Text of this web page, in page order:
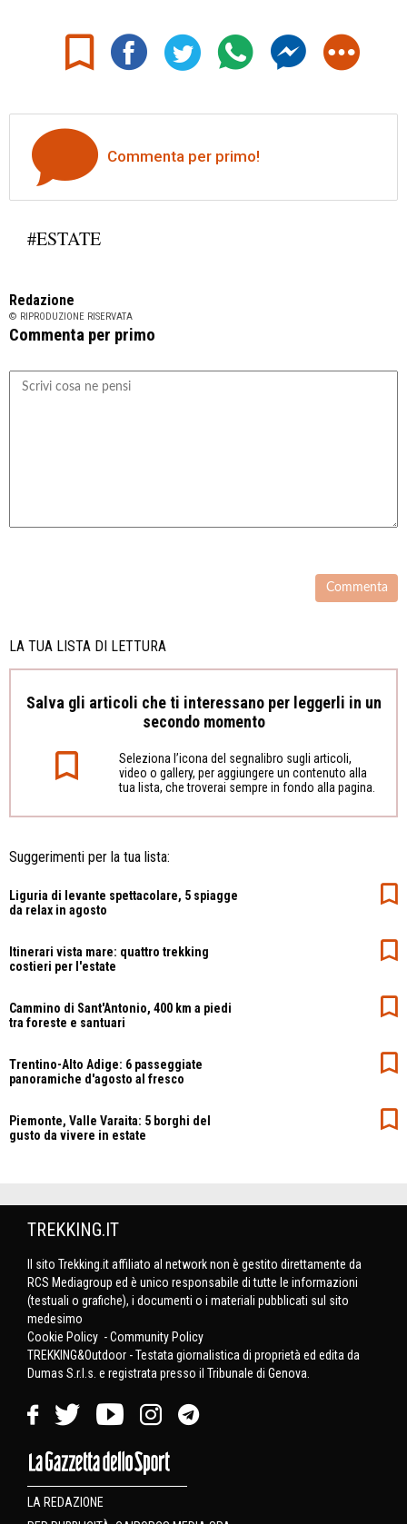
Commenta per primo!
#ESTATE
Redazione
© RIPRODUZIONE RISERVATA
Commenta per primo
LA TUA LISTA DI LETTURA
Salva gli articoli che ti interessano per leggerli in un
secondo momento
Seleziona l’icona del segnalibro sugli articoli,
video o gallery, per aggiungere un contenuto alla
tua lista, che troverai sempre in fondo alla pagina.
Suggerimenti per la tua lista:
Liguria di levante spettacolare, 5 spiagge
da relax in agosto
Itinerari vista mare: quattro trekking
costieri per l'estate
Cammino di Sant'Antonio, 400 km a piedi
tra foreste e santuari
Trentino-Alto Adige: 6 passeggiate
panoramiche d'agosto al fresco
Piemonte, Valle Varaita: 5 borghi del
gusto da vivere in estate
TREKKING.IT
Il sito Trekking.it affiliato al network non è gestito direttamente da
RCS Mediagroup ed è unico responsabile di tutte le informazioni
(testuali o grafiche), i documenti o i materiali pubblicati sul sito
medesimo
Cookie Policy -Community Policy
TREKKING&Outdoor - Testata giornalistica di proprietà ed edita da
Dumas S.r.l.s. e registrata presso il Tribunale di Genova.
LA REDAZIONE